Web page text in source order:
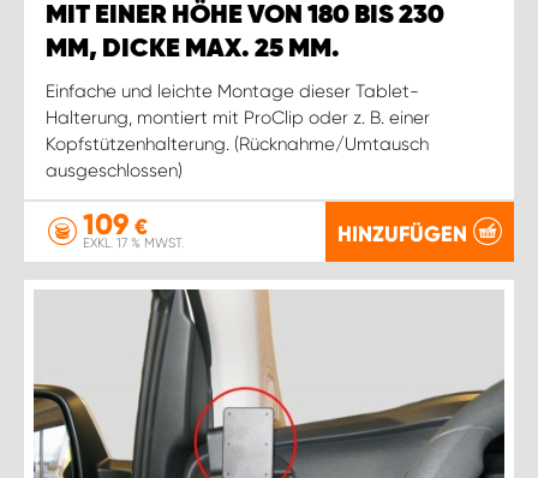
MIT EINER HÖHE VON 180 BIS 230
MM, DICKE MAX. 25 MM.
Einfache und leichte Montage dieser Tablet-
Halterung, montiert mit ProClip oder z. B. einer
Kopfstützenhalterung. (Rücknahme/Umtausch
ausgeschlossen)
109 €
EXKL. 17 % MWST. HINZUFÜGEN